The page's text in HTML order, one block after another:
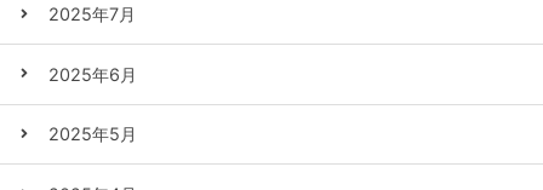
2025年7月
2025年6月
2025年5月